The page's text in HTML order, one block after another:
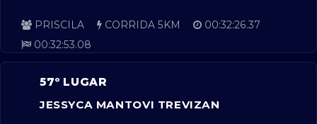
PRISCILA CORRIDA 5KM
00:32:26.37
00:32:53.08
57º LUGAR
JESSYCA MANTOVI TREVIZAN